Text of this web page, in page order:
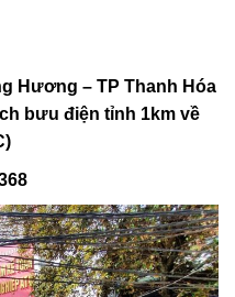
Hương – TP Thanh Hóa
bưu điện tỉnh 1km về